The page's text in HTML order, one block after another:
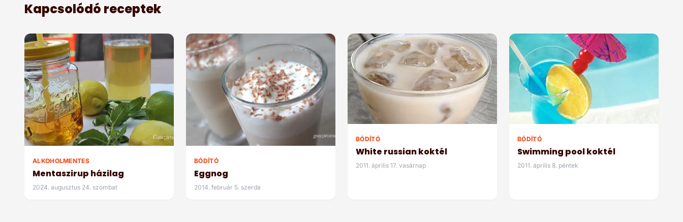
Kapcsolódó receptek
ALKOHOLMENTES
Mentaszirup házilag
2024. augusztus 24. szombat
BÓDÍTÓ
Eggnog
2014. február 5. szerda
BÓDÍTÓ
White russian koktél
2011. április 17. vasárnap
BÓDÍTÓ
Swimming pool koktél
2011. április 8. péntek